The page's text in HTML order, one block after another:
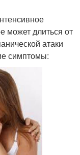
может длиться от
атаки
симптомы: